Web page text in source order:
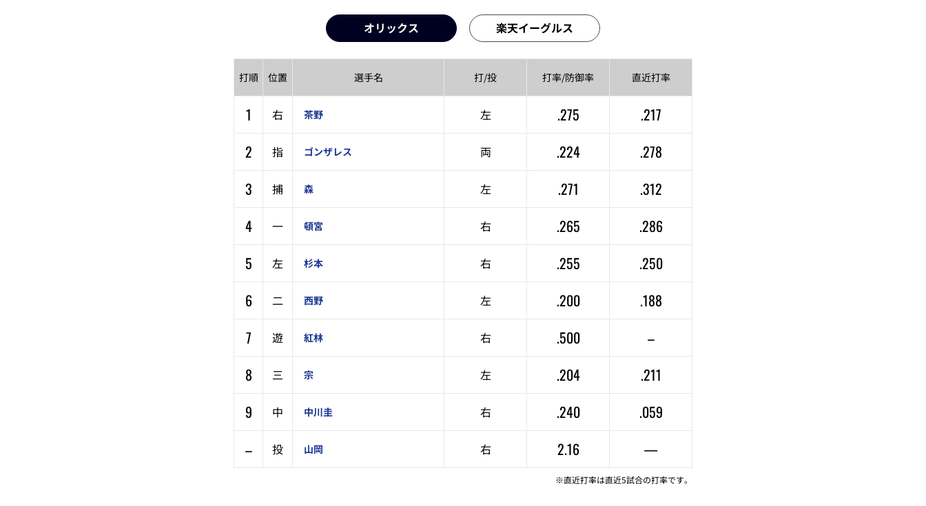
オリックス 楽天イーグルス
打順 位置 選手名 打/投 打率/防御率 直近打率
1 右 茶野 左 .275
.217
2
指 ゴンザレス 両 .224
.278
3
捕 森 左 .271
.312
4
一 頓宮 右 .265
.286
5
左 杉本 右 .255
.250
6
二 西野 左 .200
.188
7
遊 紅林 右 .500
–
8
三 宗 左 .204
.211
9
中 中川圭 右 .240
.059
–
投 山岡 右 2.16 —
※直近打率は直近5試合の打率です。